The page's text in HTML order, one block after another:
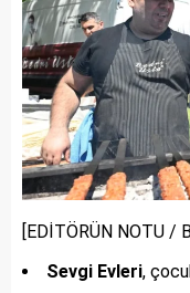
[EDİTÖRÜN NOTU /
Sevgi Evleri,